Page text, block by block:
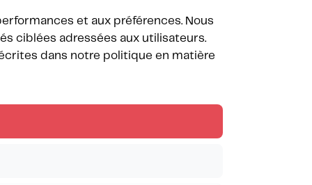
et aux préférences. Nous
ciblées adressées aux utilisateurs.
dans notre politique en matière